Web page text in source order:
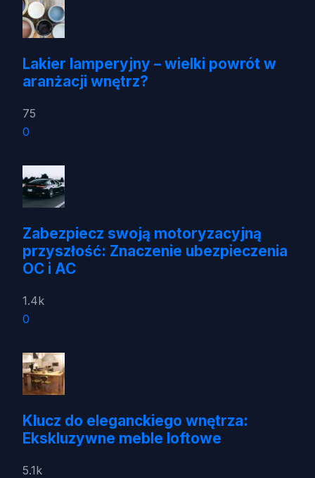
Lakier lamperyjny – wielki powrót w
aranżacji wnętrz?
75
0
Zabezpiecz swoją motoryzacyjną
przyszłość: Znaczenie ubezpieczenia
OC i AC
1.4k
0
Klucz do eleganckiego wnętrza:
Ekskluzywne meble loftowe
5.1k